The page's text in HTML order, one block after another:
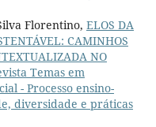
Florentino, ELOS DA
CAMINHOS
NO
Temas em
- Processo ensino-
diversidade e práticas